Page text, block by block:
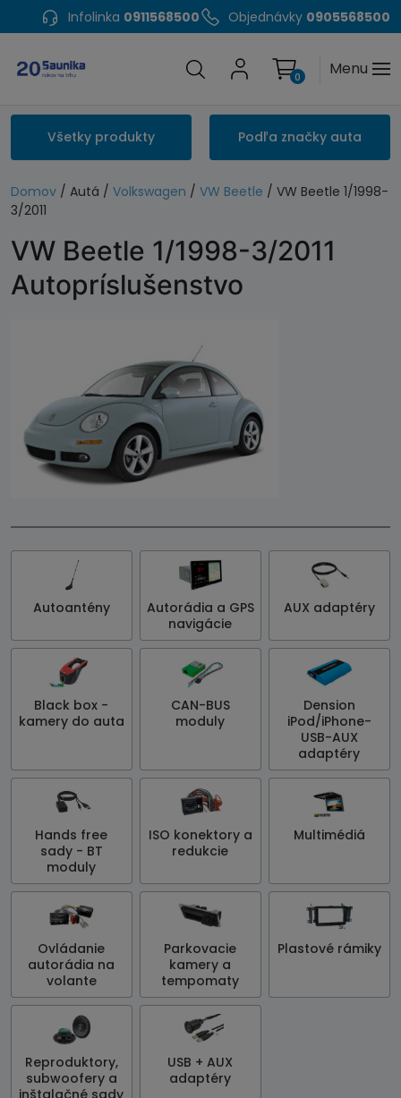
Infolinka 0911568500 Objednávky 0905568500
Menu
0
Všetky produkty Podľa značky auta
Domov / Autá / Volkswagen / VW Beetle / VW Beetle 1/1998-
3/2011
VW Beetle 1/1998-3/2011
Autopríslušenstvo
Autoantény
Autorádia a GPS
navigácie
AUX adaptéry
Black box -
kamery do auta
CAN-BUS
moduly
Dension
iPod/iPhone-
USB-AUX
adaptéry
Hands free
sady - BT
moduly
ISO konektory a
redukcie
Multimédiá
Ovládanie
autorádia na
volante
Parkovacie
kamery a
tempomaty
Plastové rámiky
Reproduktory,
subwoofery a
inštalačné sady
USB + AUX
adaptéry